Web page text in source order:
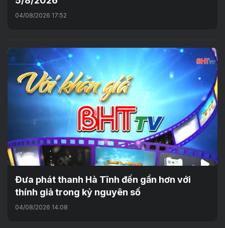
04/08/2026 17:52
Đưa phát thanh Hà Tĩnh đến gần hơn với
thính giả trong kỷ nguyên số
04/08/2026 14:08